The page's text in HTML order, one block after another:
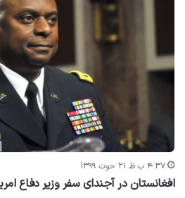
۴:۳۷ ب.ظ ۲۱ حوت ۱۳۹۹
افغانستان در آجندای سفر وزیر دفاع